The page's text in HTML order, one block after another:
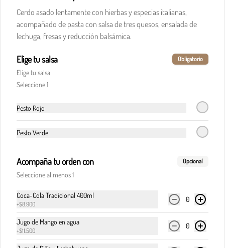
Raviolis de boloñesa y queso
Raviolis rellenos de queso, en nuestra
Raviolis carbonara queso y salsiccia
Raviolis de cuatro quesos en salsa carbonara y
Cerdo asado lentamente con hierbas y especias italianas,
acompañado de pasta con salsa de tres quesos, ensalada de
lechuga, fresas y reducción balsámica.
Elige tu salsa Obligatorio
Elige tu salsa
Seleccione 1
Pesto Rojo
Pesto Verde
Acompaña tu orden con Opcional
Seleccione al menos 1
Coca-Cola Tradicional 400ml
+$8.900
0
Jugo de Mango en agua
+$11.500
0